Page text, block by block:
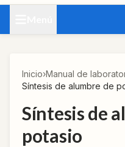
Inicio›Manual de
Síntesis de alumbre de
Síntesis de
potasio